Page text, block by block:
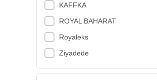
KAFFKA
ROYAL BAHARAT
Royaleks
Ziyadede